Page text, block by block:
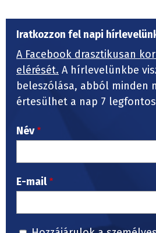
Iratkozzon fel napi
A Facebook drasztikusan
elérését. A hírlevelünkbe
beleszólása, abból minden
értesülhet a nap 7
Név
E-mail